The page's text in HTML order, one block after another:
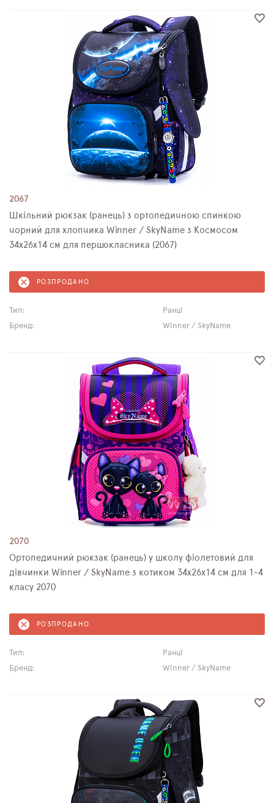
2067
Шкільний рюкзак (ранець) з ортопедичною спинкою
чорний для хлопчика Winner / SkyName з Космосом
34х26х14 см для першокласника (2067)
РОЗПРОДАНО
Тип:
Ранці
Бренд:
Winner / SkyName
2070
Ортопедичний рюкзак (ранець) у школу фіолетовий для
дівчинки Winner / SkyName з котиком 34х26х14 см для 1-4
класу 2070
РОЗПРОДАНО
Тип:
Ранці
Бренд:
Winner / SkyName